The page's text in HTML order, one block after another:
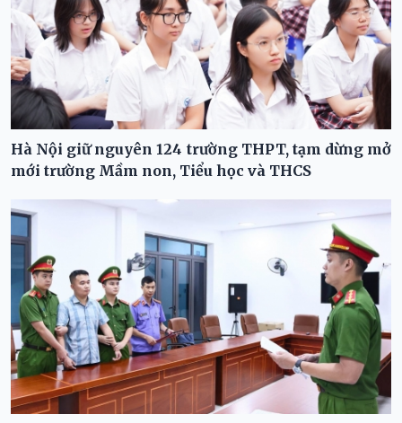
Hà Nội giữ nguyên 124 trường THPT, tạm dừng mở
mới trường Mầm non, Tiểu học và THCS